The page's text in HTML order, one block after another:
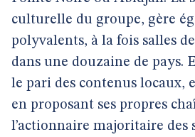
culturelle du groupe, gère
polyvalents, à la fois salles
dans une douzaine de
le pari des contenus locaux,
en proposant ses propres
l’actionnaire majoritaire des